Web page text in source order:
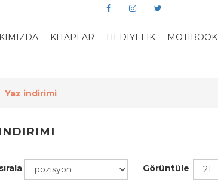
KITAPLAR HEDIYELIK MOTIBOOK
Yaz indirimi
Görüntüle